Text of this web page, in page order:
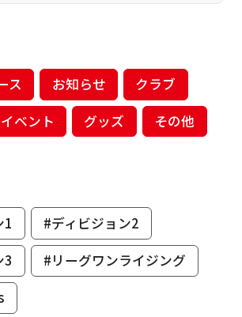
ス お知らせ
クラブ
イベント グッズ その他
1
#ディビジョン2
3
#リーグワンライジング